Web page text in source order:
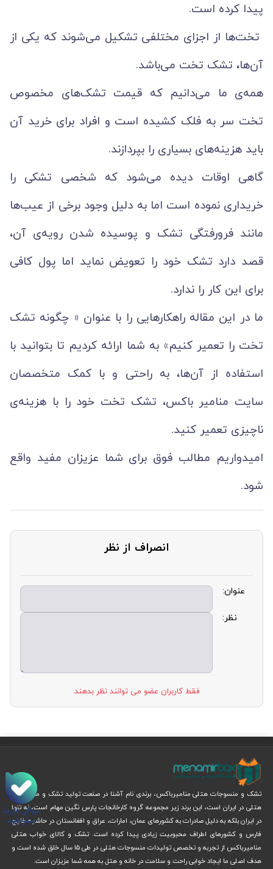
پیدا کرده است.
تخت‌ها از اجزای مختلفی تشکیل می‌شوند که یکی از
آن‌ها، تشک تخت می‌باشد.
همه‌ی ما می‌دانیم که قیمت تشک‌های مخصوص
تخت سر به فلک کشیده است و افراد برای خرید آن
باید هزینه‌های بسیاری را بپردازند.
گاهی اوقات دیده می‌شود که شخصی تشکی را
خریداری نموده است اما به دلیل وجود برخی از عیب‌ها
مانند فرورفتگی تشک و پوسیده شدن رویه‌ی آن،
قصد دارد تشک خود را تعویض نماید اما پول کافی
برای این کار را ندارد.
ما در این مقاله راهکارهایی را با عنوان « چگونه تشک
تخت را تعمیر کنیم» به شما ارائه کردیم تا بتوانید با
استفاده از آن‌ها، به راحتی و با کمک متخصصان
سایت منامیر باکس، تشک تخت خود را با هزینه‌ی
ناچیزی تعمیر کنید.
امیدواریم مطالب فوق برای شما عزیزان مفید واقع
شود.
انصراف از نظر
عنوان:
نظر:
فقط کاربران عضو می توانند نظر بدهند
تشک و منسوجات هتلی منامیرباکس، برندی نام آشنا در صنعت تولید تشک و منسوجات
هتلی در ایران است، این برند زیر مجموعه گروه کارخانجات پارس نگین مهام است، نه تنها
در ایران بلکه به دلیل صادرات به کشورهای عمان، امارات، عراق و افغانستان در حاشیه خلیج
فارس و‌ کشورهای اطراف محبوبیت زیادی پیدا کرده است. تشک و کالای خواب هتلی
منامیرباکس از تجربه و تخصص تولیدات منسوجات هتلی در طی ۱۵ سال خلق شده است و
هدف اصلی ما ایجاد خوابی راحت و سلامت در خانه و هتل به همه شما عزیزان است.